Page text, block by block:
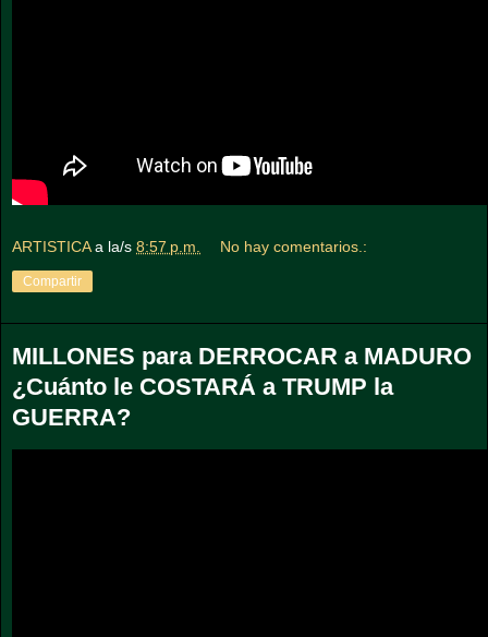
ARTISTICA a la/s 8:57 p.m. No hay comentarios.:
Compartir
MILLONES para DERROCAR a MADURO
¿Cuánto le COSTARÁ a TRUMP la
GUERRA?